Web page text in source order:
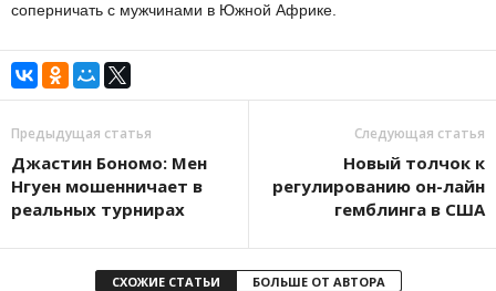
соперничать с мужчинами в Южной Африке.
Предыдущая статья
Джастин Бономо: Мен
Нгуен мошенничает в
реальных турнирах
Следующая статья
Новый толчок к
регулированию он-лайн
гемблинга в США
СХОЖИЕ СТАТЬИ БОЛЬШЕ ОТ АВТОРА